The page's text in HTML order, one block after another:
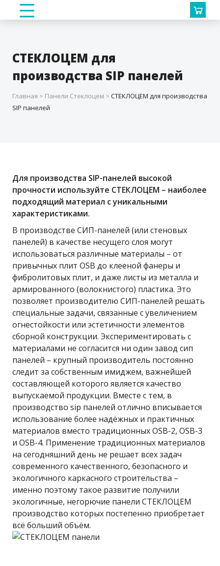
СТЕКЛОЦЕМ для
производства SIP панелей
Главная > Панели Стеклоцем > СТЕКЛОЦЕМ для производства
SIP панелей
Для производства SIP-панелей высокой
прочности используйте СТЕКЛОЦЕМ – наиболее
подходящий материал с уникальными
характеристиками.
В производстве СИП-панелей (или стеновых
панелей) в качестве несущего слоя могут
использоваться различные материалы – от
привычных плит OSB до клееной фанеры и
фибролитовых плит, и даже листы из металла и
армированного (волокнистого) пластика. Это
позволяет производителю СИП-панелей решать
специальные задачи, связанные с увеличением
огнестойкости или эстетичности элементов
сборной конструкции. Экспериментировать с
материалами не согласится ни один завод сип
панелей – крупный производитель постоянно
следит за собственным имиджем, важнейшей
составляющей которого является качество
выпускаемой продукции. Вместе с тем, в
производство sip панелей отлично вписывается
использование более надёжных и практичных
материалов вместо традиционных OSB-2, OSB-3
и OSB-4. Применение традиционных материалов
на сегодняшний день не решает всех задач
современного качественного, безопасного и
экологичного каркасного строительства –
именно поэтому такое развитие получили
экологичные, негорючие панели СТЕКЛОЦЕМ
производство которых постепенно приобретает
всё больший объём.